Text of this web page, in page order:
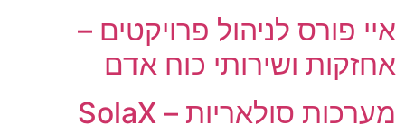
איי פורס לניהול פרויקטים –
אחזקות ושירותי כוח אדם
מערכות סולאריות – SolaX